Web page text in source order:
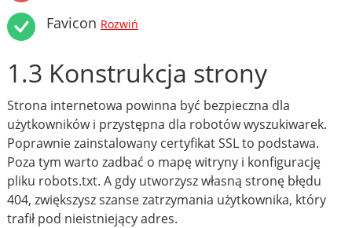
Favicon Rozwiń
1.3 Konstrukcja strony
Strona internetowa powinna być bezpieczna dla
użytkowników i przystępna dla robotów wyszukiwarek.
Poprawnie zainstalowany certyfikat SSL to podstawa.
Poza tym warto zadbać o mapę witryny i konfigurację
pliku robots.txt. A gdy utworzysz własną stronę błędu
404, zwiększysz szanse zatrzymania użytkownika, który
trafił pod nieistniejący adres.